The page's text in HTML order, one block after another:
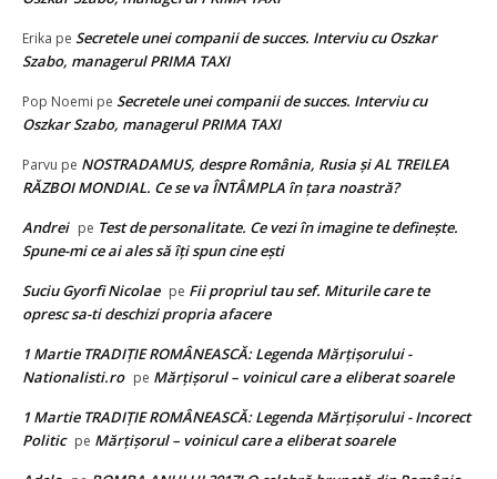
Erika pe Secretele unei companii de succes. Interviu cu Oszkar
Szabo, managerul PRIMA TAXI
Pop Noemi pe Secretele unei companii de succes. Interviu cu
Oszkar Szabo, managerul PRIMA TAXI
Parvu pe NOSTRADAMUS, despre România, Rusia și AL TREILEA
RĂZBOI MONDIAL. Ce se va ÎNTÂMPLA în țara noastră?
Andrei pe Test de personalitate. Ce vezi în imagine te definește.
Spune-mi ce ai ales să îți spun cine ești
Suciu Gyorfi Nicolae pe Fii propriul tau sef. Miturile care te
opresc sa-ti deschizi propria afacere
1 Martie TRADIȚIE ROMÂNEASCĂ: Legenda Mărțișorului -
Nationalisti.ro pe Mărțișorul – voinicul care a eliberat soarele
1 Martie TRADIȚIE ROMÂNEASCĂ: Legenda Mărțișorului - Incorect
Politic pe Mărțișorul – voinicul care a eliberat soarele